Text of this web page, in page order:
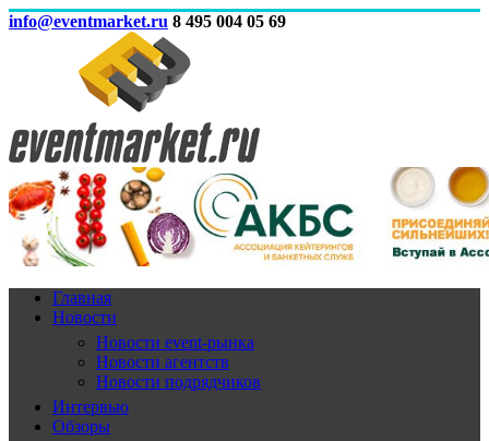
info@eventmarket.ru 8 495 004 05 69
Главная
Новости
Новости event-рынка
Новости агентств
Новости подрядчиков
Интервью
Обзоры